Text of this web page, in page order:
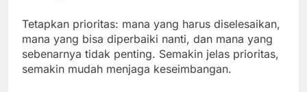
Tetapkan prioritas: mana yang harus diselesaikan,
mana yang bisa diperbaiki nanti, dan mana yang
sebenarnya tidak penting. Semakin jelas prioritas,
semakin mudah menjaga keseimbangan.